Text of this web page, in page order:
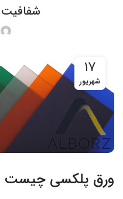
۱۷
شهریور
ورق پلکسی چیست و